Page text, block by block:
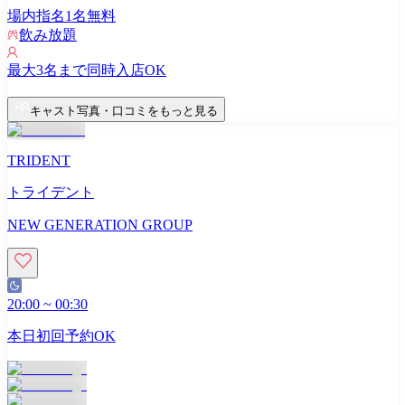
場内指名1名無料
飲み放題
最大3名まで同時入店OK
キャスト写真・口コミをもっと見る
TRIDENT
トライデント
NEW GENERATION GROUP
20:00 ~ 00:30
本日初回予約OK